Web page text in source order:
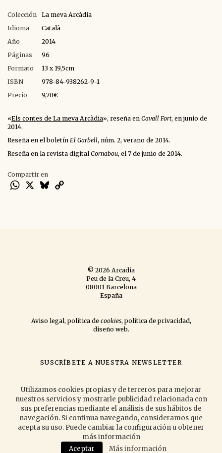
Colección
La meva Arcàdia
Idioma
Català
Año
2014
Páginas
96
Formato
13 x 19,5cm
ISBN
978-84-938262-9-1
Precio
9,70€
«Els contes de La meva Arcàdia», reseña en Cavall Fort, en junio de
2014.
Reseña en el boletín El Garbell, núm. 2, verano de 2014.
Reseña en la revista digital Cornabou, el 7 de junio de 2014.
Compartir en
WhatsApp
X Bluesky
© 2026 Arcadia
Peu de la Creu, 4
08001 Barcelona
España
Aviso legal,política de cookies,política de privacidad,
diseño web.
SUSCRÍBETE A NUESTRA NEWSLETTER
actividades que organizamos.
Acepto lapolítica de privacidad .
Utilizamos cookies propias y de terceros para mejorar
nuestros servicios y mostrarle publicidad relacionada con
sus preferencias mediante el análisis de sus hábitos de
navegación. Si continua navegando, consideramos que
acepta su uso. Puede cambiar la configuración u obtener
más información
Aceptar
Más información